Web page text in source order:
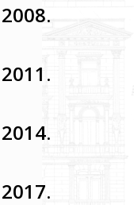
2008.
2011.
2014.
2017.